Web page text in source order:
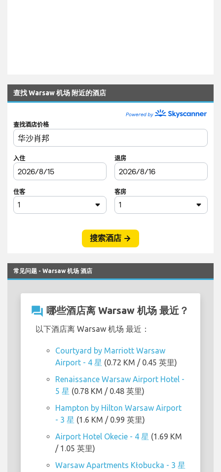
查找 Warsaw 机场 附近的酒店
常见问题 - Warsaw 机场 酒店
question_answer 哪些酒店离 Warsaw 机场 最近？
以下酒店离 Warsaw 机场 最近：
Courtyard by Marriott Warsaw
Airport - 4 星 (0.72 KM / 0.45 英里)
Renaissance Warsaw Airport Hotel -
5 星 (0.78 KM / 0.48 英里)
Hampton by Hilton Warsaw Airport
- 3 星 (1.6 KM / 0.99 英里)
Airport Hotel Okecie - 4 星 (1.69 KM
/ 1.05 英里)
Warsaw Apartments Kłobucka - 3 星